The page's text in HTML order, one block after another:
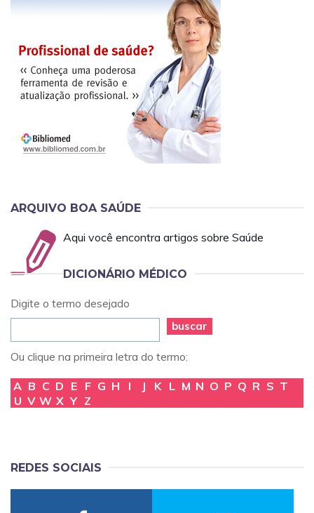
ARQUIVO BOA SAÚDE
Aqui você encontra artigos sobre Saúde
DICIONÁRIO MÉDICO
Digite o termo desejado
buscar
Ou clique na primeira letra do termo:
A B C D E F G H I J K L M N O P Q R S T
U V W X Y Z
REDES SOCIAIS